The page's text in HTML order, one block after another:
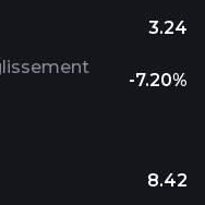
3.24
-7.20%
8.42